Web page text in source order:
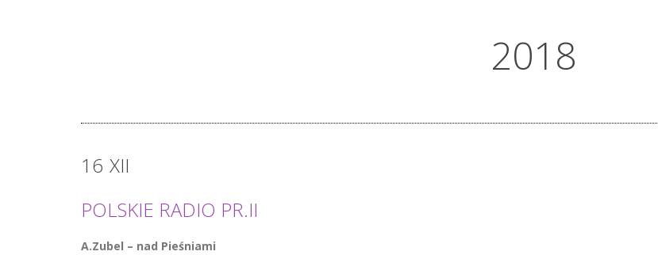
2018
16 XII
POLSKIE RADIO PR.II
A.Zubel – nad Pieśniami